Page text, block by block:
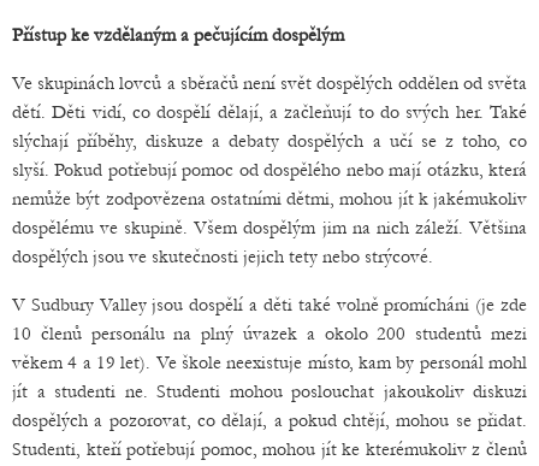
Přístup ke vzdělaným a pečujícím dospělým
Ve skupinách lovců a sběračů není svět dospělých oddělen od světa
dětí. Děti vidí, co dospělí dělají, a začleňují to do svých her. Také
slýchají příběhy, diskuze a debaty dospělých a učí se z toho, co
slyší. Pokud potřebují pomoc od dospělého nebo mají otázku, která
nemůže být zodpovězena ostatními dětmi, mohou jít k jakémukoliv
dospělému ve skupině. Všem dospělým jim na nich záleží. Většina
dospělých jsou ve skutečnosti jejich tety nebo strýcové.
V Sudbury Valley jsou dospělí a děti také volně promícháni (je zde
10 členů personálu na plný úvazek a okolo 200 studentů mezi
věkem 4 a 19 let). Ve škole neexistuje místo, kam by personál mohl
jít a studenti ne. Studenti mohou poslouchat jakoukoliv diskuzi
dospělých a pozorovat, co dělají, a pokud chtějí, mohou se přidat.
Studenti, kteří potřebují pomoc, mohou jít ke kterémukoliv z členů